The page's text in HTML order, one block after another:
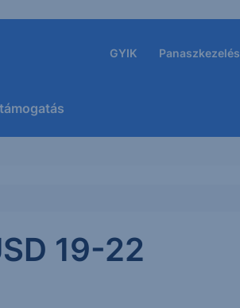
GYIK Panaszkezelés
19-22